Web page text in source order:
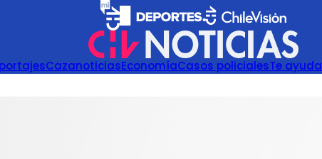
CazanoticiasEconomíaCasos policialesTe ayuda